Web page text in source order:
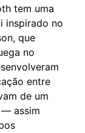
tem uma
inspirado no
que
no
entre
de um
— assim